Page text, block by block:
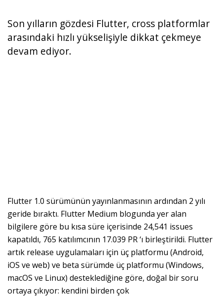
Son yılların gözdesi Flutter, cross platformlar
arasındaki hızlı yükselişiyle dikkat çekmeye
devam ediyor.
Flutter 1.0 sürümünün yayınlanmasının ardından 2 yılı
geride bıraktı. Flutter Medium blogunda yer alan
bilgilere göre bu kısa süre içerisinde 24,541 issues
kapatıldı, 765 katılımcının 17.039 PR ‘ı birleştirildi. Flutter
artık release uygulamaları için üç platformu (Android,
iOS ve web) ve beta sürümde üç platformu (Windows,
macOS ve Linux) desteklediğine göre, doğal bir soru
ortaya çıkıyor: kendini birden çok